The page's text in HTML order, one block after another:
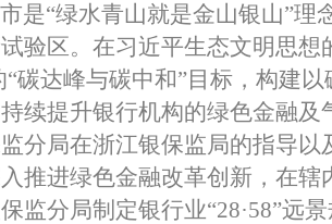
是“绿水青山就是金山银山”理
验区。在习近平生态文明思想
“碳达峰与碳中和”目标，构建
续提升银行机构的绿色金融及
分局在浙江银保监局的指导以
推进绿色金融改革创新，在辖
监分局制定银行业“28·58”远